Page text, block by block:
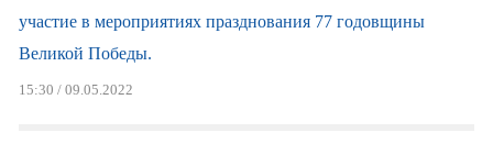
участие в мероприятиях празднования 77 годовщины
Великой Победы.
15:30 / 09.05.2022